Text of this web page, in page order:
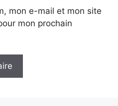
mon e-mail et mon site
mon prochain